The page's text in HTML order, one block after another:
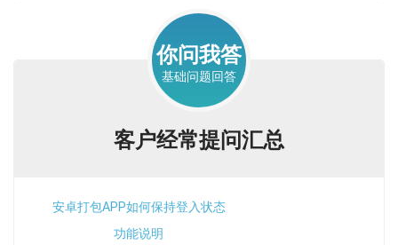
你问我答
基础问题回答
客户经常提问汇总
安卓打包APP如何保持登入状态
功能说明